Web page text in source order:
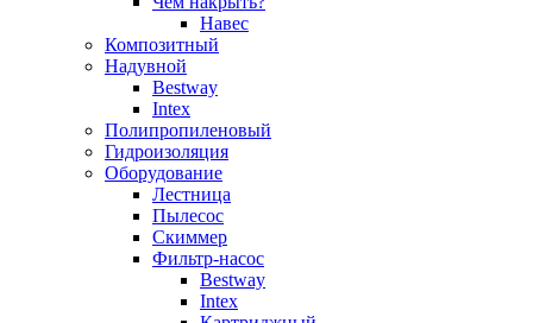
Навес
Композитный
Надувной
Bestway
Intex
Полипропиленовый
Гидроизоляция
Оборудование
Лестница
Пылесос
Скиммер
Фильтр-насос
Bestway
Intex